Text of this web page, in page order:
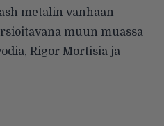
metalin vanhaan
muun muassa
Rigor Mortisia ja